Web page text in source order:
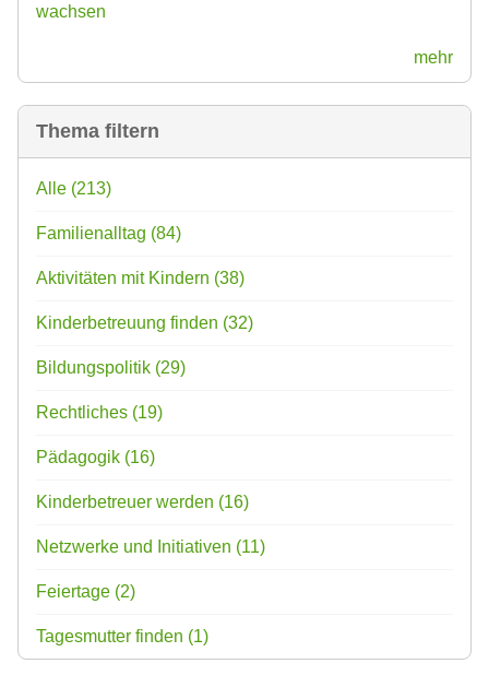
wachsen
mehr
Thema filtern
Alle (213)
Familienalltag (84)
Aktivitäten mit Kindern (38)
Kinderbetreuung finden (32)
Bildungspolitik (29)
Rechtliches (19)
Pädagogik (16)
Kinderbetreuer werden (16)
Netzwerke und Initiativen (11)
Feiertage (2)
Tagesmutter finden (1)